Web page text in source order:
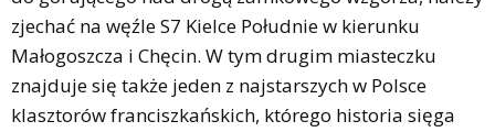
zjechać na węźle S7 Kielce Południe w kierunku
Małogoszcza i Chęcin. W tym drugim miasteczku
znajduje się także jeden z najstarszych w Polsce
klasztorów franciszkańskich, którego historia sięga